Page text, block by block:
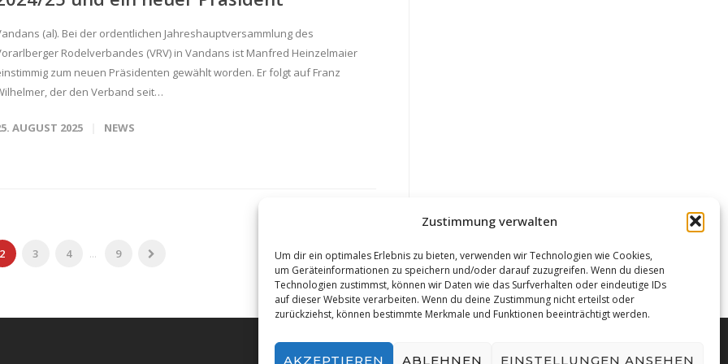
Zustimmung verwalten
Um dir ein optimales Erlebnis zu bieten, verwenden wir Technologien wie Cookies,
um Geräteinformationen zu speichern und/oder darauf zuzugreifen. Wenn du diesen
Technologien zustimmst, können wir Daten wie das Surfverhalten oder eindeutige IDs
auf dieser Website verarbeiten. Wenn du deine Zustimmung nicht erteilst oder
zurückziehst, können bestimmte Merkmale und Funktionen beeinträchtigt werden.
AKZEPTIEREN ABLEHNEN EINSTELLUNGEN ANSEHEN
(al). Bei der ordentlichen Jahreshauptversammlung des
Rodelverbandes (VRV) in Vandans ist Manfred Heinzelmaier
zum neuen Präsidenten gewählt worden. Er folgt auf Franz
der den Verband seit…
AUGUST 2025 NEWS
2 3 4 ... 9